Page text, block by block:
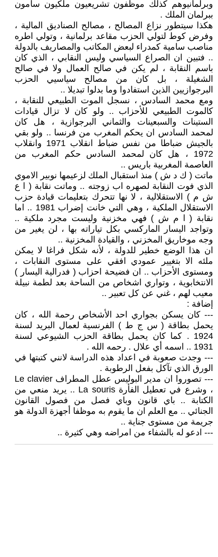
وبرلمانيوهم كذلك موظفون تشريعيون ملكيون سامون
ببرلمان الملك .
هكذا سيتطور نزاع المصالح ، مصالح الصناديق المالية ،
وفرض كوط لتولي الحزب مقاعد برلمانية ، وتولي اطره
مناصب سامية كمدراء لبعض المكاتب والمصاريف بالدولة
.. فتبين ان الصراع السياسي وليس النقابي ، الذي كان
باسم النقابة ، لم يكن في صالح العمال ولا في صالح
الشغيلة ، بل كان من مصالح سياسيي الحزب
البرجوازيين الذين استفادوا وما بدلوا تبديلا ..
ومع محمد السادس ، نسجل الموت الطبيعي للنقابة ،
كالموت الطبيعي للأحزاب .. ولو كان لا تزال قيادات
الستينات والسبعينات والثماني البرجوازية ، هل كان
لمحمد السادس ان يحكم المغرب من فرنسا .. ولو بقي
بالجيش ضباطا من نفس ضباط انقلاب 1971 وانقلاب
1972 ، هل كان لمحمد السادس حكم المغرب من
العاصمة المغربية باريس ..
ماتت ( ك د ش ) منذ استقبال الملك لزعيمها نوبير الاموي
الذي فوت النقابة لصهره اب زوجته .. وماتت نقابة ( ا ع
ش م ) الاستقلالية ، لا نها تتحرك بتعليمات قيادة حزب
الاستقلال الملكية ، وهي التي خانت إضراب 1981 .. اما
نقابة ( ا م ش ) فهي مخزنية وليست مجرد ملكية ..
وتواجد اليسار الماركسي بكل تياراته بها ، لن يغير من
وجه موخاريق المخزني ، والقيادة المخزنية ..
ان هذا الوضع خطير للدولة ، لأنه شكل فراغا لا يمكن
ملئه الا بتغيير عمودي افقي على مستوى النقابات ،
ومستوى الأحزاب .. ان فضيحة احزاب ( فدرالية اليسار )
الانتخابوية ، وتواري اشخاص من الساحة بعد لطمة نبيلة
معيب لهم ، غني عن كل تعبير ..
إضافة :
--- كان يسكن بجواري احد الأشخاص رحمة الله ، كان
يحمل بطاقة ( س ج ط ) الفرنسية لعمال البريد لسنة
1924 . كما كان يحمل بطاقة الحزب الشيوعي لسنة
1931 .. اسمه أي علال . رحمه الله .
--- وجدت صعوبة في اعداد هذه الدراسة لانني كتبتها في
الورق الذي تآكل بفعل الرطوبة .
--- تصوروا ان مدير البوليس عطل المطراف Le clavier
، وشرع في تعطيل الفأرة La souris .. يريد منعي من
الكتابة .. باي قانون وباي فصل من فصول القانون
الجنائي .. مع العلم ان ما يقوم به موظفا أجهزة الدولة هو
جريمة من مستوى جناية ..
--- ادعو له بالشفاء من امراضه وهي كثيرة ..